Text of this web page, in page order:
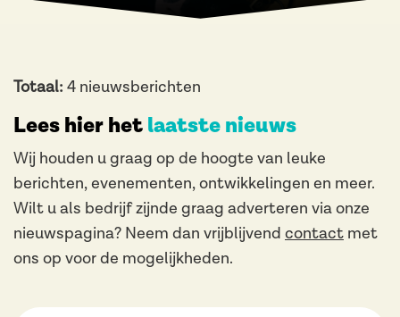
Totaal: 4 nieuwsberichten
Lees hier hetlaatste nieuws
Wij houden u graag op de hoogte van leuke
berichten, evenementen, ontwikkelingen en meer.
Wilt u als bedrijf zijnde graag adverteren via onze
nieuwspagina? Neem dan vrijblijvend contact met
ons op voor de mogelijkheden.